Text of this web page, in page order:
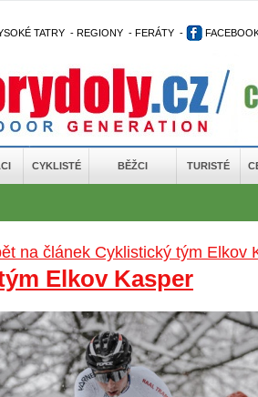
TATRY - REGIONY - FERÁTY -
CYKLISTÉ BĚŽCI TURISTÉ
na článek Cyklistický tým Elkov
Elkov Kasper